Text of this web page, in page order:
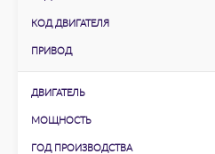
КОД ДВИГАТЕЛЯ
ПРИВОД
ДВИГАТЕЛЬ
МОЩНОСТЬ
ГОД ПРОИЗВОДСТВА